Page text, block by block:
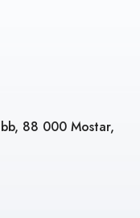
88 000 Mostar,